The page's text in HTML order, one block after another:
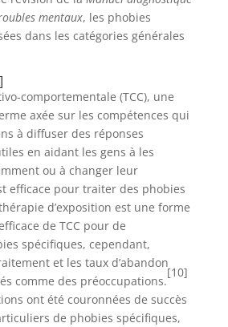
mentaux, les phobies
dans les catégories générales
comportementale (TCC), une
axée sur les compétences qui
à diffuser des réponses
en aidant les gens à les
ou à changer leur
efficace pour traiter des phobies
d’exposition est une forme
de TCC pour de
spécifiques, cependant,
et les taux d’abandon
comme des préoccupations.
[10]
ont été couronnées de succès
de phobies spécifiques,